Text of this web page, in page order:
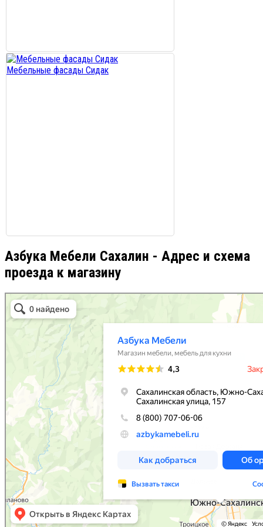
Мебельные фасады Сидак
Азбука Мебели Сахалин - Адрес и схема
проезда к магазину
Азбука Мебели Сахалин в Южно‑Сахалинске
Южно‑Сахалинск